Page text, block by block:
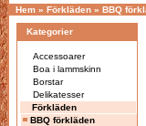
Hem » Förkläden » BBQ
Kategorier
Accessoarer
Boa i lammskinn
Borstar
Delikatesser
Förkläden
BBQ förkläden